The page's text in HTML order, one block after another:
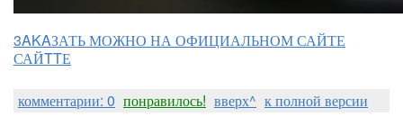
3AKAЗАТЬ МОЖНО НА ОФИЦИАЛЬНОМ САЙТЕ
САЙTTЕ
комментарии: 0 понравилось! вверх^ к полной версии